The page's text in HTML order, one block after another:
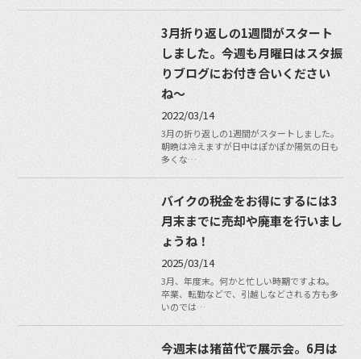
3月折り返しの1週間がスタート
しました。今週も月曜日はスタ振
りブログにお付き合いください
ね〜
2022/03/14
3月の折り返しの1週間がスタートしました。
朝晩は冷えますが日中はぽかぽか陽気の日も
多くな…
バイクの税金をお得にするには3
月末までに売却や廃車を行いまし
ょうね！
2025/03/14
3月、年度末。何かと忙しい時期ですよね。
卒業、転勤などで、引越しなどされる方も多
いのでは…
今週末は猪苗代で展示会。6月は